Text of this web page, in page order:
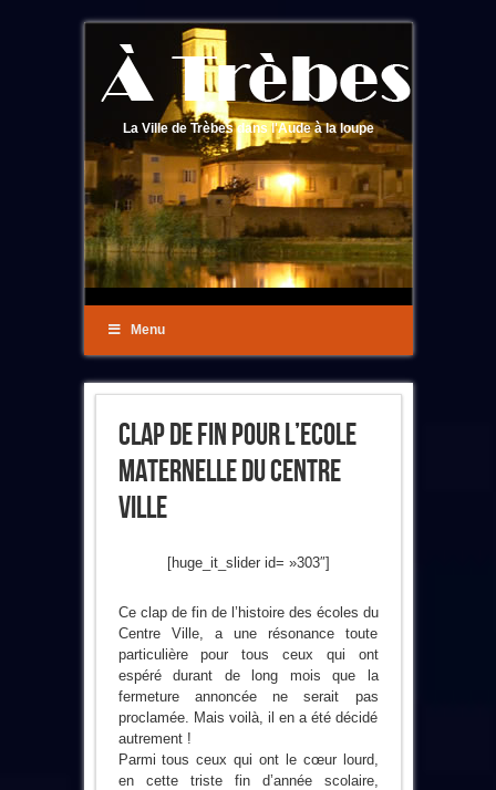
La Ville de Trèbes dans l'Aude à la loupe
Menu
Clap De Fin Pour L’Ecole
Maternelle Du Centre
Ville
[huge_it_slider id= »303″]
Ce clap de fin de l’histoire des écoles du
Centre Ville, a une résonance toute
particulière pour tous ceux qui ont
espéré durant de long mois que la
fermeture annoncée ne serait pas
proclamée. Mais voilà, il en a été décidé
autrement !
Parmi tous ceux qui ont le cœur lourd,
en cette triste fin d’année scolaire,